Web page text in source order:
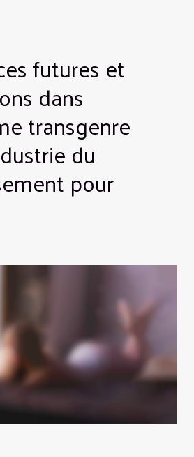
futures et
dans
transgenre
du
pour